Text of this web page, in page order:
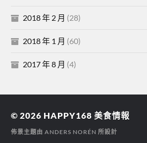
2018 年 2 月 (28)
2018 年 1 月 (60)
2017 年 8 月 (4)
© 2026 HAPPY168 美食情報
佈景主題由ANDERS NORÉN 所設計